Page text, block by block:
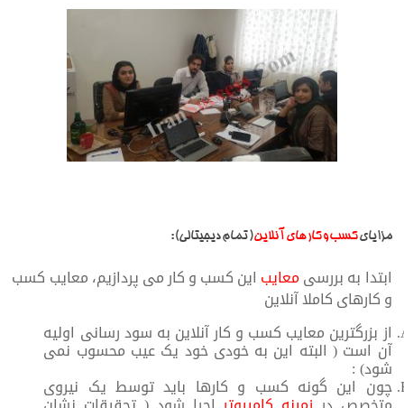
مزایایکسب و کار های آنلاین( تمام دیجیتالی) :
ابتدا به بررسیمعایب این کسب و کار می پردازیم، معایب کسب
و کارهای کاملا آنلاین
از بزرگترین معایب کسب و کار آنلاین به سود رسانی اولیه
آن است ( البته این به خودی خود یک عیب محسوب نمی
شود) :
چون این گونه کسب و کارها باید توسط یک نیروی